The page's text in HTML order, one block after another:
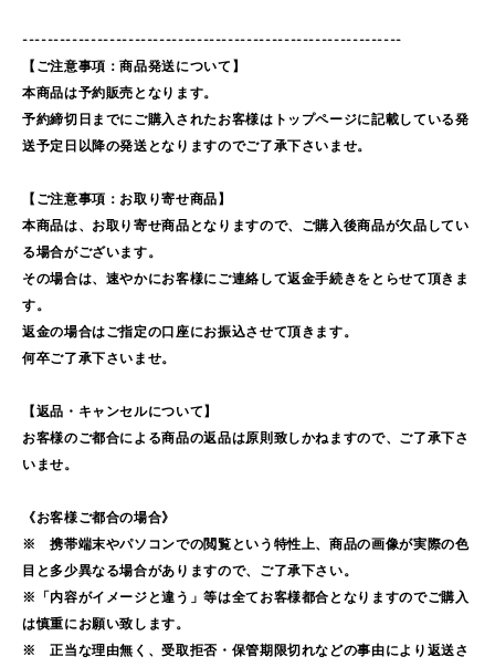
-------------------------------------------------------------
【ご注意事項：商品発送について】
本商品は予約販売となります。
予約締切日までにご購入されたお客様はトップページに記載している発
送予定日以降の発送となりますのでご了承下さいませ。
【ご注意事項：お取り寄せ商品】
本商品は、お取り寄せ商品となりますので、ご購入後商品が欠品してい
る場合がございます。
その場合は、速やかにお客様にご連絡して返金手続きをとらせて頂きま
す。
返金の場合はご指定の口座にお振込させて頂きます。
何卒ご了承下さいませ。
【返品・キャンセルについて】
お客様のご都合による商品の返品は原則致しかねますので、ご了承下さ
いませ。
《お客様ご都合の場合》
※ 携帯端末やパソコンでの閲覧という特性上、商品の画像が実際の色
目と多少異なる場合がありますので、ご了承下さい。
※「内容がイメージと違う」等は全てお客様都合となりますのでご購入
は慎重にお願い致します。
※ 正当な理由無く、受取拒否・保管期限切れなどの事由により返送さ